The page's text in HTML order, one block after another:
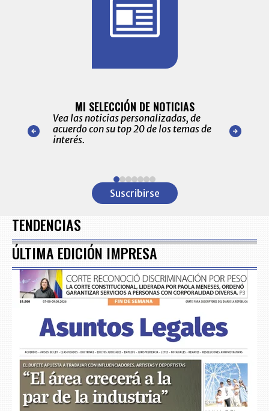
nuestro
para
MI SELECCIÓN DE NOTICIAS
Vea las noticias personalizadas, de
acuerdo con su top 20 de los temas de
interés.
de las
Suscribirse
TENDENCIAS
ÚLTIMA EDICIÓN IMPRESA